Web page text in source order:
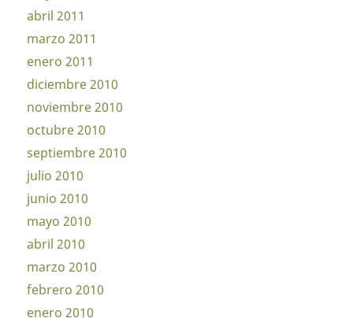
abril 2011
marzo 2011
enero 2011
diciembre 2010
noviembre 2010
octubre 2010
septiembre 2010
julio 2010
junio 2010
mayo 2010
abril 2010
marzo 2010
febrero 2010
enero 2010